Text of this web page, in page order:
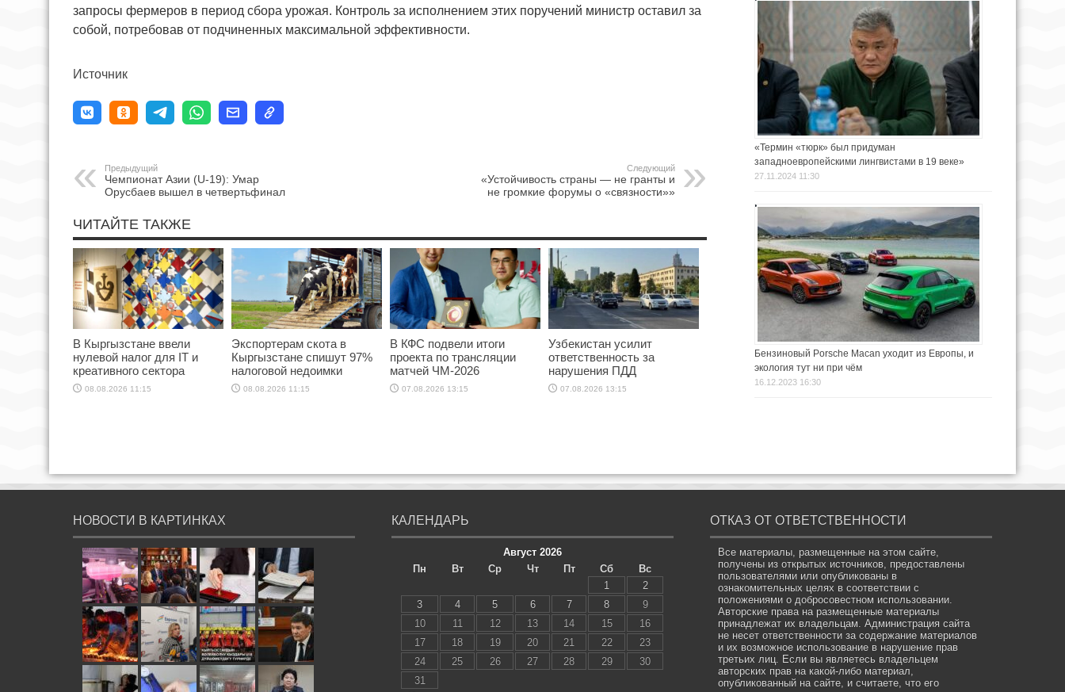
запросы фермеров в период сбора урожая. Контроль за исполнением этих поручений министр оставил за
собой, потребовав от подчиненных максимальной эффективности.
Источник
Предыдущий
Чемпионат Азии (U-19): Умар
Орусбаев вышел в четвертьфинал
Следующий
«Устойчивость страны — не гранты и
не громкие форумы о «связности»»
ЧИТАЙТЕ ТАКЖЕ
В Кыргызстане ввели
нулевой налог для IT и
креативного сектора
08.08.2026 11:15
Экспортерам скота в
Кыргызстане спишут 97%
налоговой недоимки
08.08.2026 11:15
В КФС подвели итоги
проекта по трансляции
матчей ЧМ-2026
07.08.2026 13:15
Узбекистан усилит
ответственность за
нарушения ПДД
07.08.2026 13:15
«Термин «тюрк» был придуман
западноевропейскими лингвистами в 19 веке»
27.11.2024 11:30
Бензиновый Porsche Macan уходит из Европы, и
экология тут ни при чём
16.12.2023 16:30
НОВОСТИ В КАРТИНКАХ КАЛЕНДАРЬ
Август 2026
Пн
Вт Ср Чт Пт Сб
Вс
1
2
3
4 5 6 7 8
9
10
11 12 13 14 15
16
17
18 19 20 21 22
23
24
25 26 27 28 29
30
31
ОТКАЗ ОТ ОТВЕТСТВЕННОСТИ
Все материалы, размещенные на этом сайте,
получены из открытых источников, предоставлены
пользователями или опубликованы в
ознакомительных целях в соответствии с
положениями о добросовестном использовании.
Авторские права на размещенные материалы
принадлежат их владельцам. Администрация сайта
не несет ответственности за содержание материалов
и их возможное использование в нарушение прав
третьих лиц. Если вы являетесь владельцем
авторских прав на какой-либо материал,
опубликованный на сайте, и считаете, что его